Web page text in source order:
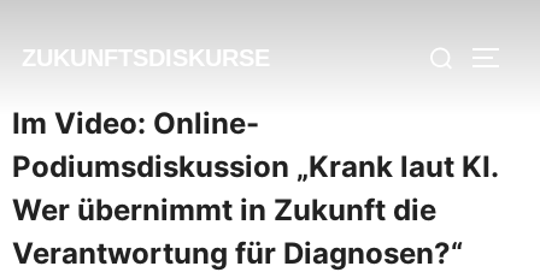
Inhalten
ZUKUNFTSDISKURSE
Im Video: Online-
Podiumsdiskussion „Krank laut KI.
Wer übernimmt in Zukunft die
Verantwortung für Diagnosen?“